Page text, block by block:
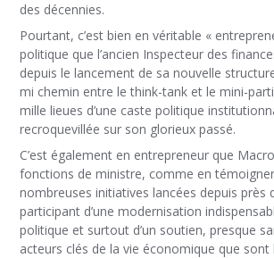
des décennies.
Pourtant, c’est bien en véritable «
politique que l’ancien Inspecteur des
depuis le lancement de sa nouvelle
mi chemin entre le think-tank et le mini-
mille lieues d’une caste politique
recroquevillée sur son glorieux passé.
C’est également en entrepreneur que
fonctions de ministre, comme en
nombreuses initiatives lancées depuis près
participant d’une modernisation
politique et surtout d’un soutien, presque
acteurs clés de la vie économique que sont